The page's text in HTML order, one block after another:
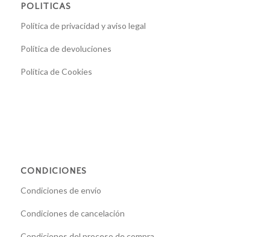
POLITICAS
Política de privacidad y aviso legal
Política de devoluciones
Política de Cookies
CONDICIONES
Condiciones de envío
Condiciones de cancelación